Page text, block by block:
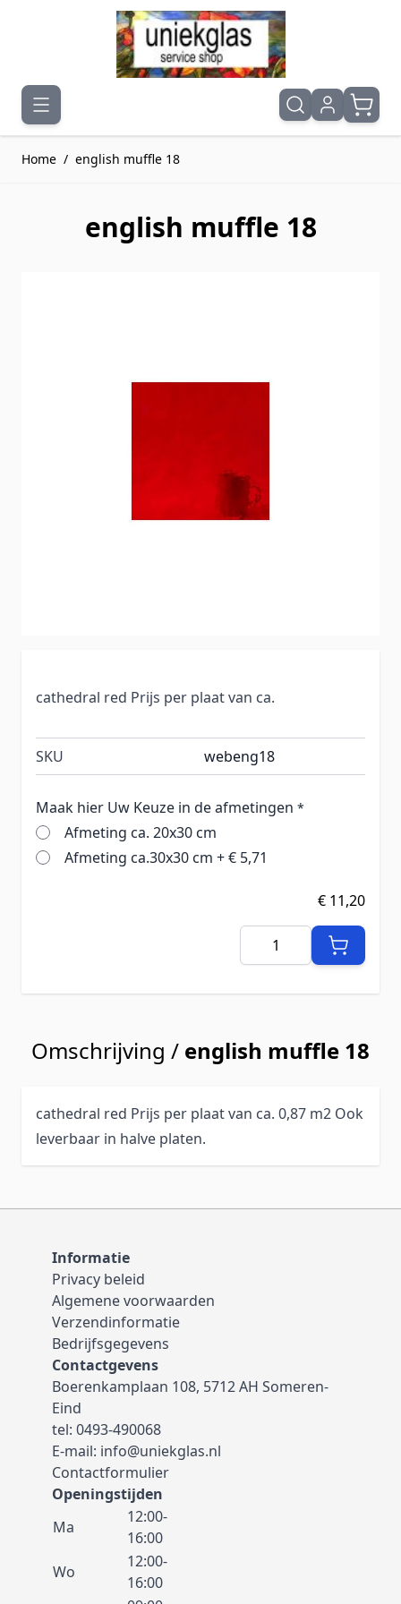
Ga naar de inhoud
Home / english muffle 18
english muffle 18
cathedral red Prijs per plaat van ca.
SKU webeng18
Maak hier Uw Keuze in de afmetingen *
Afmeting ca. 20x30 cm
Afmeting ca.30x30 cm +€ 5,71
€ 11,20
Aantal
Omschrijving / english muffle 18
cathedral red Prijs per plaat van ca. 0,87 m2 Ook
leverbaar in halve platen.
Informatie
Privacy beleid
Algemene voorwaarden
Verzendinformatie
Bedrijfsgegevens
Contactgevens
Boerenkamplaan 108, 5712 AH Someren-
Eind
tel: 0493-490068
E-mail: info@uniekglas.nl
Contactformulier
Openingstijden
Ma
12:00-
16:00
Wo
12:00-
16:00